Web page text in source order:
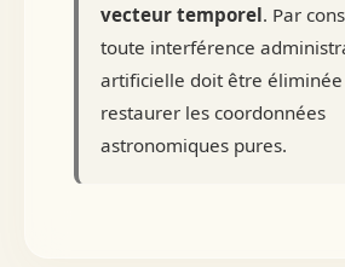
vecteur temporel. Par
toute interférence
artificielle doit être
restaurer les coordonnées
astronomiques pures.